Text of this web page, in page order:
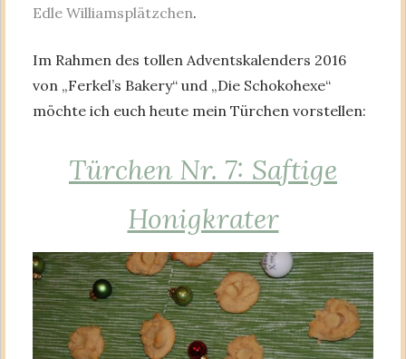
Edle Williamsplätzchen.
Im Rahmen des tollen Adventskalenders 2016
von „Ferkel’s Bakery“ und „Die Schokohexe“
möchte ich euch heute mein Türchen vorstellen:
Türchen Nr. 7: Saftige
Honigkrater